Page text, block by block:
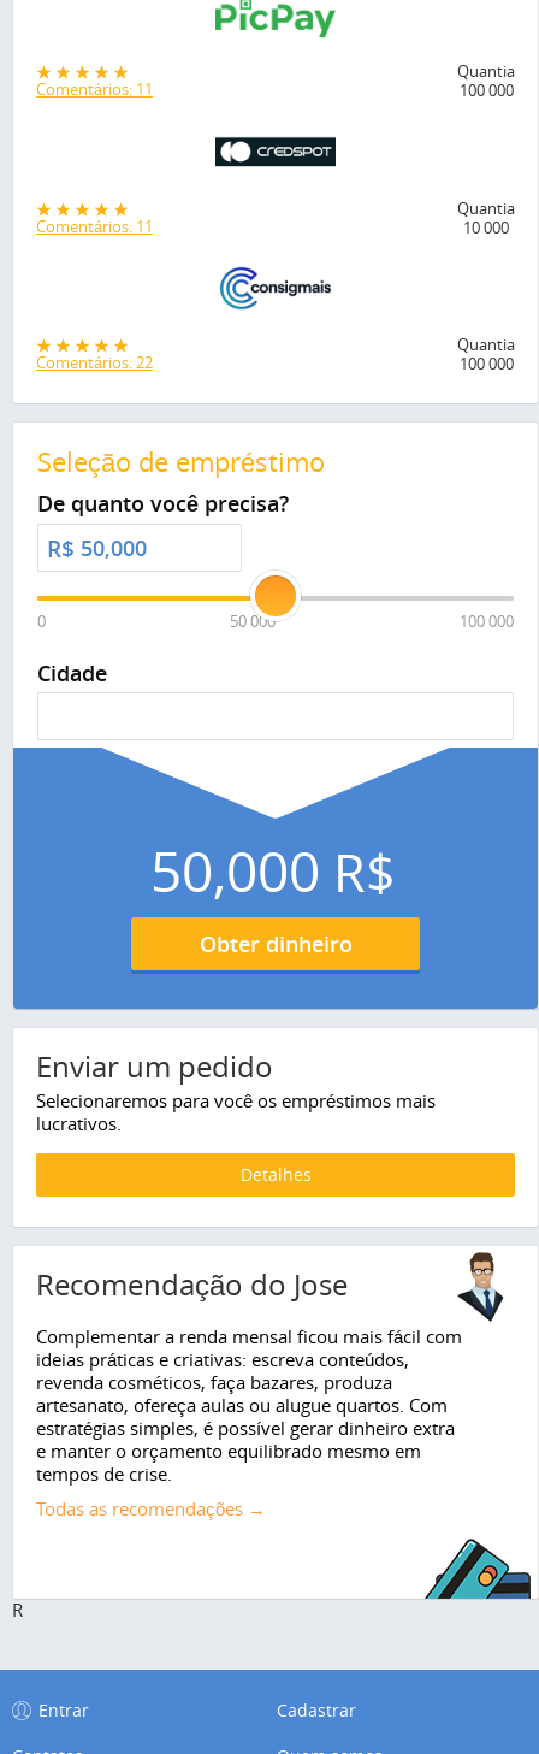
Comentários: 11
Quantia
100 000
Comentários: 11
Quantia
10 000
Comentários: 22
Quantia
100 000
Seleção de empréstimo
De quanto você precisa?
R$
0 50 000 100 000
Cidade
50,000 R$
Obter dinheiro
Enviar um pedido
Selecionaremos para você os empréstimos mais
lucrativos.
Detalhes
Recomendação do Jose
Complementar a renda mensal ficou mais fácil com
ideias práticas e criativas: escreva conteúdos,
revenda cosméticos, faça bazares, produza
artesanato, ofereça aulas ou alugue quartos. Com
estratégias simples, é possível gerar dinheiro extra
e manter o orçamento equilibrado mesmo em
tempos de crise.
Todas as recomendações →
R
Entrar
Cadastrar